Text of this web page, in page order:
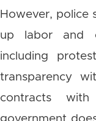
However, police
up labor and
including
transparency
contracts